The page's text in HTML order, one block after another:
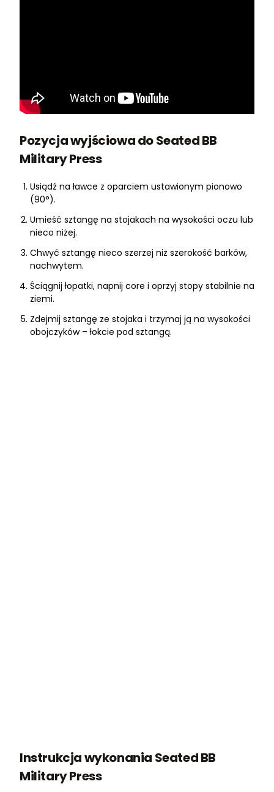
Pozycja wyjściowa do Seated BB
Military Press
Usiądź na ławce z oparciem ustawionym pionowo
(90°).
Umieść sztangę na stojakach na wysokości oczu lub
nieco niżej.
Chwyć sztangę nieco szerzej niż szerokość barków,
nachwytem.
Ściągnij łopatki, napnij core i oprzyj stopy stabilnie na
ziemi.
Zdejmij sztangę ze stojaka i trzymaj ją na wysokości
obojczyków – łokcie pod sztangą.
Instrukcja wykonania Seated BB
Military Press